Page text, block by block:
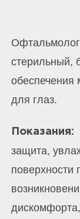
стерильный,
обеспечения
для глаз.
Показания:
защита,
поверхности